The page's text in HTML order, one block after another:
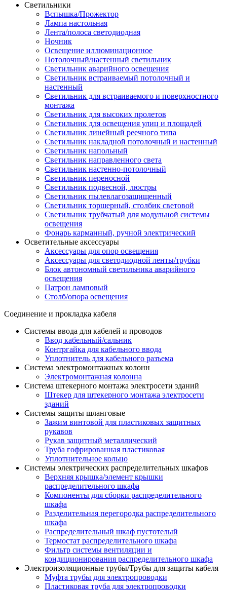
Светильники
Вспышка/Прожектор
Лампа настольная
Лента/полоса светодиодная
Ночник
Освещение иллюминационное
Потолочный/настенный светильник
Светильник аварийного освещения
Светильник встраиваемый потолочный и
настенный
Светильник для встраиваемого и поверхностного
монтажа
Светильник для высоких пролетов
Светильник для освещения улиц и площадей
Светильник линейный реечного типа
Светильник накладной потолочный и настенный
Светильник напольный
Светильник направленного света
Светильник настенно-потолочный
Светильник переносной
Светильник подвесной, люстры
Светильник пылевлагозащищенный
Светильник торшерный, столбик световой
Светильник трубчатый для модульной системы
освещения
Фонарь карманный, ручной электрический
Осветительные аксессуары
Аксессуары для опор освещения
Аксессуары для светодиодной ленты/трубки
Блок автономный светильника аварийного
освещения
Патрон ламповый
Столб/опора освещения
Соединение и прокладка кабеля
Системы ввода для кабелей и проводов
Ввод кабельный/сальник
Контргайка для кабельного ввода
Уплотнитель для кабельного разъема
Система электромонтажных колонн
Электромонтажная колонна
Система штекерного монтажа электросети зданий
Штекер для штекерного монтажа электросети
зданий
Системы защиты шланговые
Зажим винтовой для пластиковых защитных
рукавов
Рукав защитный металлический
Труба гофрированная пластиковая
Уплотнительное кольцо
Системы электрических распределительных шкафов
Верхняя крышка/элемент крышки
распределительного шкафа
Компоненты для сборки распределительного
шкафа
Разделительная перегородка распределительного
шкафа
Распределительный шкаф пустотелый
Термостат распределительного шкафа
Фильтр системы вентиляции и
кондиционирования распределительного шкафа
Электроизоляционные трубы/Трубы для защиты кабеля
Муфта трубы для электропроводки
Пластиковая труба для электропроводки